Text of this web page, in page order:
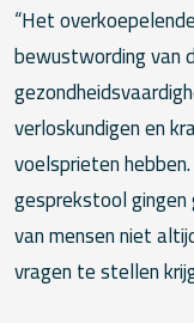
“Het
bewustwording van
verloskundigen en
voelsprieten
gesprekstool
van mensen niet
vragen te stellen